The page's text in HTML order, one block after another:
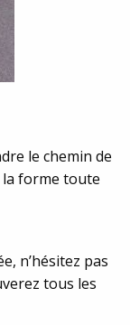
le chemin de
forme toute
n’hésitez pas
tous les